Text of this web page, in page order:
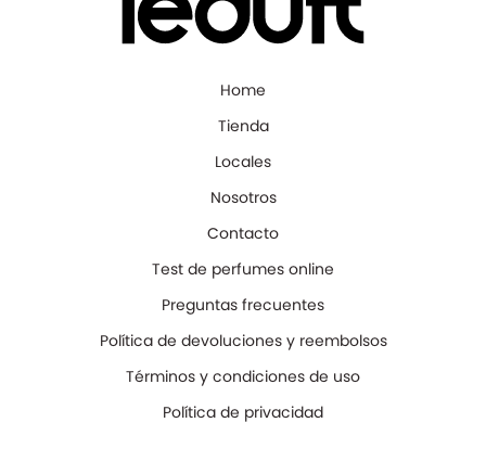
Home
Tienda
Locales
Nosotros
Contacto
Test de perfumes online
Preguntas frecuentes
Política de devoluciones y reembolsos
Términos y condiciones de uso
Política de privacidad